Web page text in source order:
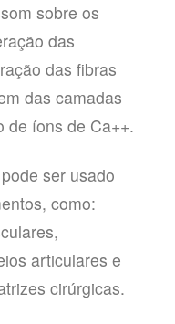
sobre os
das
das fibras
das camadas
de íons de Ca++.
ser usado
como:
articulares e
cirúrgicas.